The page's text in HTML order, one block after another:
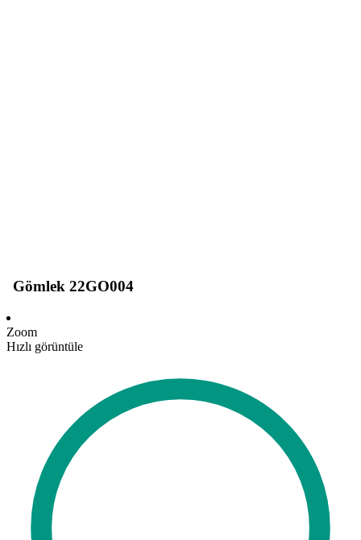
Gömlek 22GO004
Zoom
Hızlı görüntüle